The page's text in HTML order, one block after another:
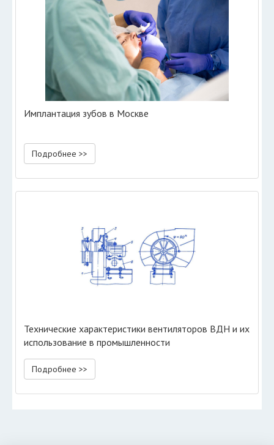
Имплантация зубов в Москве
Подробнее >>
Технические характеристики вентиляторов ВДН и их
использование в промышленности
Подробнее >>